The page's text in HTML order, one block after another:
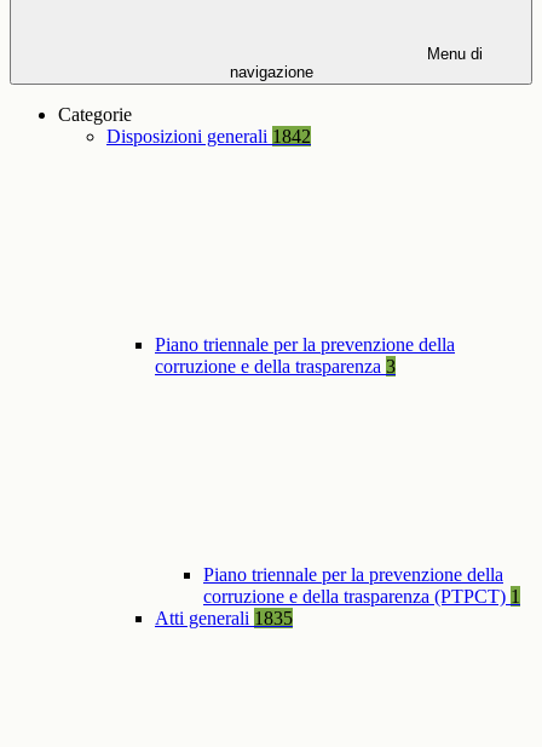
Menu di
navigazione
Categorie
Disposizioni generali 1842
Piano triennale per la prevenzione della
corruzione e della trasparenza 3
Piano triennale per la prevenzione della
corruzione e della trasparenza (PTPCT) 1
Atti generali 1835